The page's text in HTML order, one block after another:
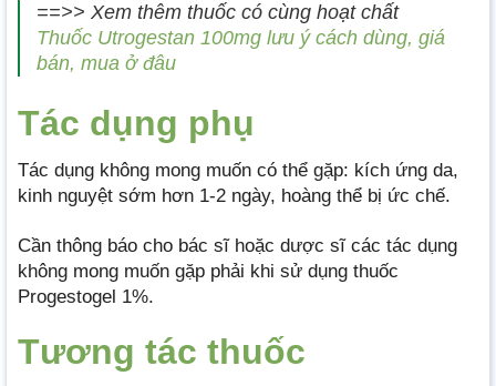
==>> Xem thêm thuốc có cùng hoạt chất
Thuốc Utrogestan 100mg lưu ý cách dùng, giá
bán, mua ở đâu
Tác dụng phụ
Tác dụng không mong muốn có thể gặp: kích ứng da,
kinh nguyệt sớm hơn 1-2 ngày, hoàng thể bị ức chế.
Cần thông báo cho bác sĩ hoặc dược sĩ các tác dụng
không mong muốn gặp phải khi sử dụng thuốc
Progestogel 1%.
Tương tác thuốc